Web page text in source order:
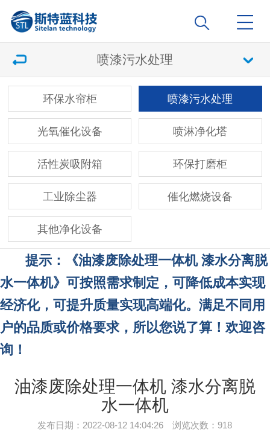
喷漆污水处理
环保水帘柜 喷漆污水处理
光氧催化设备 喷淋净化塔
活性炭吸附箱 环保打磨柜
工业除尘器 催化燃烧设备
其他净化设备
提示：《油漆废除处理一体机 漆水分离脱
水一体机》可按照需求制定，可降低成本实现
经济化，可提升质量实现高端化。 满足不同用
户的品质或价格要求，所以您说了算！欢迎咨
询！
油漆废除处理一体机 漆水分离脱
水一体机
发布日期：2022-08-12 14:04:26 浏览次数： 918